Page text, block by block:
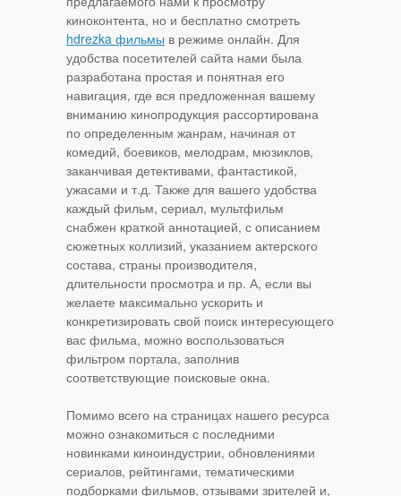
киноконтента, но и бесплатно смотреть
hdrezka фильмы в режиме онлайн. Для
удобства посетителей сайта нами была
разработана простая и понятная его
навигация, где вся предложенная вашему
вниманию кинопродукция рассортирована
по определенным жанрам, начиная от
комедий, боевиков, мелодрам, мюзиклов,
заканчивая детективами, фантастикой,
ужасами и т.д. Также для вашего удобства
каждый фильм, сериал, мультфильм
снабжен краткой аннотацией, с описанием
сюжетных коллизий, указанием актерского
состава, страны производителя,
длительности просмотра и пр. А, если вы
желаете максимально ускорить и
конкретизировать свой поиск интересующего
вас фильма, можно воспользоваться
фильтром портала, заполнив
соответствующие поисковые окна.
Помимо всего на страницах нашего ресурса
можно ознакомиться с последними
новинками киноиндустрии, обновлениями
сериалов, рейтингами, тематическими
подборками фильмов, отзывами зрителей и,